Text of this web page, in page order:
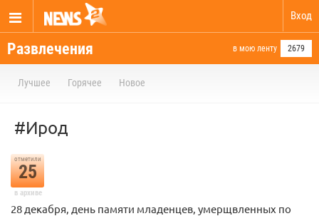
Вход
Развлечения в мою ленту 2679
Лучшее Горячее Новое
#Ирод
отметили
25
в архиве
28 декабря, день памяти младенцев, умерщвленных по